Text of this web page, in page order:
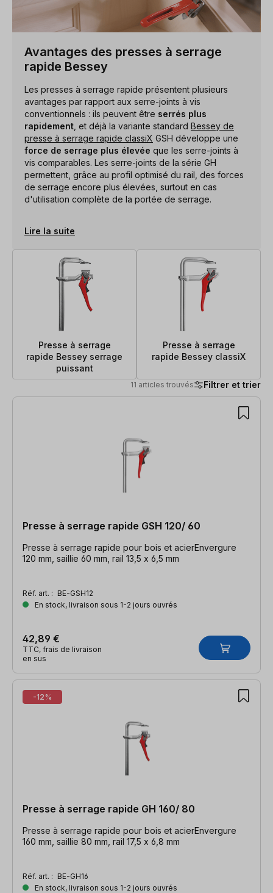
Avantages des presses à serrage
rapide Bessey
Les presses à serrage rapide présentent plusieurs
avantages par rapport aux serre-joints à vis
conventionnels : ils peuvent être serrés plus
rapidement , et déjà la variante standard Bessey de
presse à serrage rapide classiX GSH développe une
force de serrage plus élevée que les serre-joints à
vis comparables. Les serre-joints de la série GH
permettent, grâce au profil optimisé du rail, des forces
de serrage encore plus élevées, surtout en cas
d'utilisation complète de la portée de serrage.
Lire la suite
Presse à serrage
rapide Bessey serrage
puissant
Presse à serrage
rapide Bessey classiX
11 articles trouvés Filtrer et trier
11 articles trouvés
Presse à serrage rapide GSH 120/ 60
Presse à serrage rapide pour bois et acierEnvergure
120 mm, saillie 60 mm, rail 13,5 x 6,5 mm
Réf. art. : BE-GSH12
En stock, livraison sous 1-2 jours ouvrés
42,89 €
TTC, frais de livraison
en sus
-12%
Presse à serrage rapide GH 160/ 80
Presse à serrage rapide pour bois et acierEnvergure
160 mm, saillie 80 mm, rail 17,5 x 6,8 mm
Réf. art. : BE-GH16
En stock, livraison sous 1-2 jours ouvrés